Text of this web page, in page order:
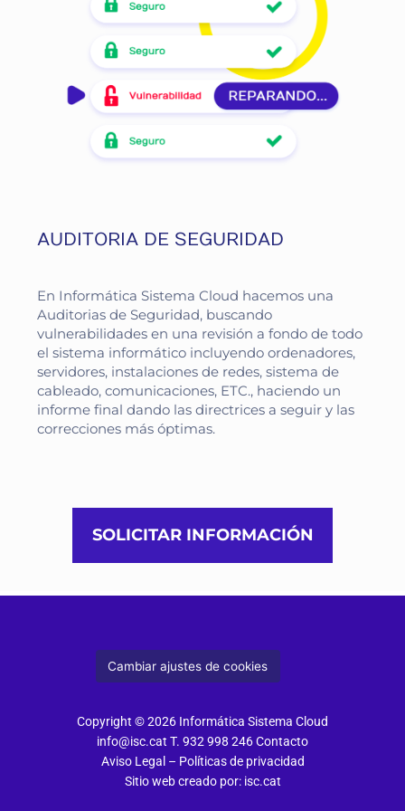
AUDITORIA DE SEGURIDAD
En Informática Sistema Cloud hacemos una
Auditorias de Seguridad, buscando
vulnerabilidades en una revisión a fondo de todo
el sistema informático incluyendo ordenadores,
servidores, instalaciones de redes, sistema de
cableado, comunicaciones, ETC., haciendo un
informe final dando las directrices a seguir y las
correcciones más óptimas.
SOLICITAR INFORMACIÓN
Cambiar ajustes de cookies
Copyright © 2026 Informática Sistema Cloud
info@isc.cat T. 932 998 246Contacto
Aviso Legal – Políticas de privacidad
Sitio web creado por: isc.cat